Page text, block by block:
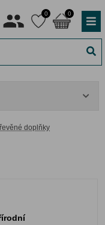
0 0
doplňky